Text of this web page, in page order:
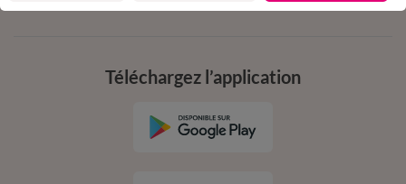
Téléchargez l’application